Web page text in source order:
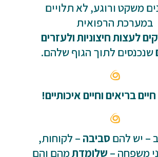
משקט ורוגע, לא תלויים
במערכת הרפואית
לעצות חיצוניות ולעזרים
שנכנסים לתוך הגוף שלהם.
חיים בריאים וחיים איכותיים!
– יש להם סביבה – לקוחות,
משפחה – שלומדתמהם והם